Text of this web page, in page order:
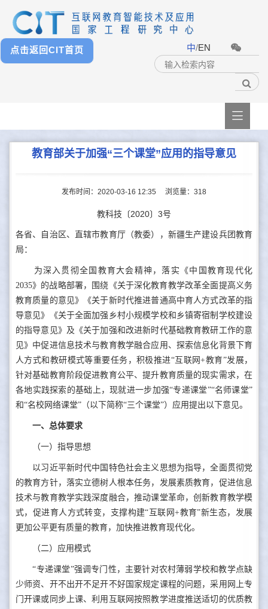
点击返回CIT首页 中/EN

教育部关于加强“三个课堂”应用的指导意见
发布时间：2020-03-16 12:35 浏览量： 318
教科技〔2020〕3号
各省、自治区、直辖市教育厅（教委），新疆生产建设兵团教育
局：
为深入贯彻全国教育大会精神，落实《中国教育现代化
2035》的战略部署，围绕《关于深化教育教学改革全面提高义务
教育质量的意见》《关于新时代推进普通高中育人方式改革的指
导意见》《关于全面加强乡村小规模学校和乡镇寄宿制学校建设
的指导意见》及《关于加强和改进新时代基础教育教研工作的意
见》中促进信息技术与教育教学融合应用、探索信息化背景下育
人方式和教研模式等重要任务，积极推进“互联网+教育”发展，
针对基础教育阶段促进教育公平、提升教育质量的现实需求，在
各地实践探索的基础上，现就进一步加强“专递课堂”“名师课堂”
和“名校网络课堂”（以下简称“三个课堂”）应用提出以下意见。
一、总体要求
（一）指导思想
以习近平新时代中国特色社会主义思想为指导，全面贯彻党
的教育方针，落实立德树人根本任务，发展素质教育，促进信息
技术与教育教学实践深度融合，推动课堂革命，创新教育教学模
式，促进育人方式转变，支撑构建“互联网+教育”新生态，发展
更加公平更有质量的教育，加快推进教育现代化。
（二）应用模式
“专递课堂”强调专门性，主要针对农村薄弱学校和教学点缺
少师资、开不出开不足开不好国家规定课程的问题，采用网上专
门开课或同步上课、利用互联网按照教学进度推送适切的优质教